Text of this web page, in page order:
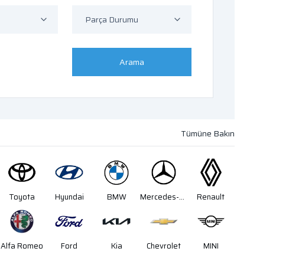
Parça Durumu
Arama
Toyota Hyundai BMW Mercedes-Benz Renault
Alfa Romeo Ford Kia Chevrolet MINI